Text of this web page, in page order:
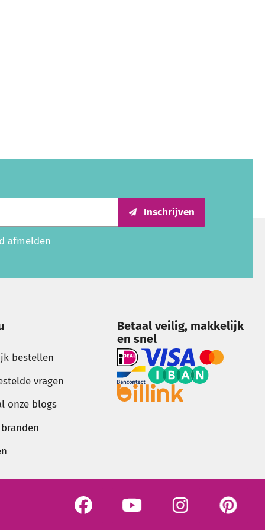
Inschrijven
afmelden
bestellen
vragen
onze blogs
Betaal veilig, makkelijk
en snel
See our FacebookSee our YouTube channel
Bekijk onze Instagram
Bekijk